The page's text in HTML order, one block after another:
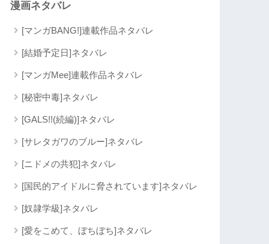
漫画ネタバレ
[マンガBANG!]連載作品ネタバレ
[結婚予定日]ネタバレ
[マンガMee]連載作品ネタバレ
[秘密中毒]ネタバレ
[GALS!!(続編)]ネタバレ
[サレタガワのブルー]ネタバレ
[ニドメの共犯]ネタバレ
[国民的アイドルに脅されています]ネタバレ
[奴隷学級]ネタバレ
[愛をこめて、ぼちぼち]ネタバレ